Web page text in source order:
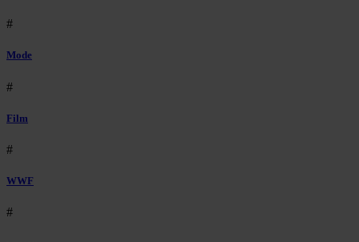
#
Mode
#
Film
#
WWF
#